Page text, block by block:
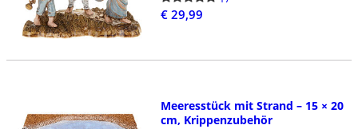
€ 29,99
Meeresstück mit Strand – 15 × 20
cm, Krippenzubehör